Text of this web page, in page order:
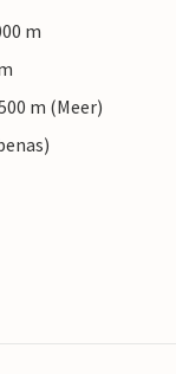
m
m (Meer)